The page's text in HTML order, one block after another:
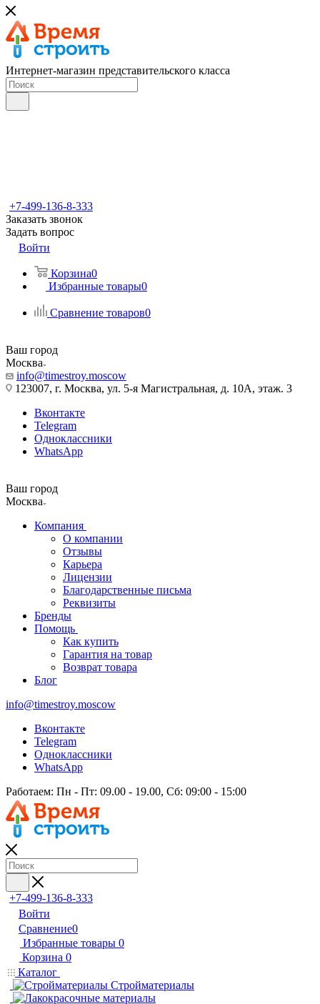
Интернет-магазин представительского класса
+7-499-136-8-333
Заказать звонок
Задать вопрос
Войти
Корзина0
Избранные товары0
Сравнение товаров0
Ваш город
Москва
info@timestroy.moscow
123007, г. Москва, ул. 5-я Магистральная, д. 10А, этаж. 3
Вконтакте
Telegram
Одноклассники
WhatsApp
Ваш город
Москва
Компания
О компании
Отзывы
Карьера
Лицензии
Благодарственные письма
Реквизиты
Бренды
Помощь
Как купить
Гарантия на товар
Возврат товара
Блог
info@timestroy.moscow
Вконтакте
Telegram
Одноклассники
WhatsApp
Работаем: Пн - Пт: 09.00 - 19.00, Сб: 09:00 - 15:00
+7-499-136-8-333
Войти
Сравнение0
Избранные товары 0
Корзина 0
Каталог
Стройматериалы